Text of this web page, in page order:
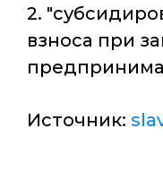
2.
взноса при
Источник: